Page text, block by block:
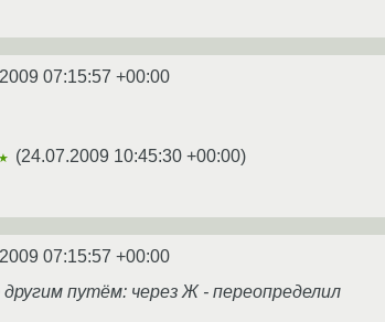
07:15:57 +00:00
★ (24.07.2009 10:45:30 +00:00)
07:15:57 +00:00
путём: через Ж - переопределил